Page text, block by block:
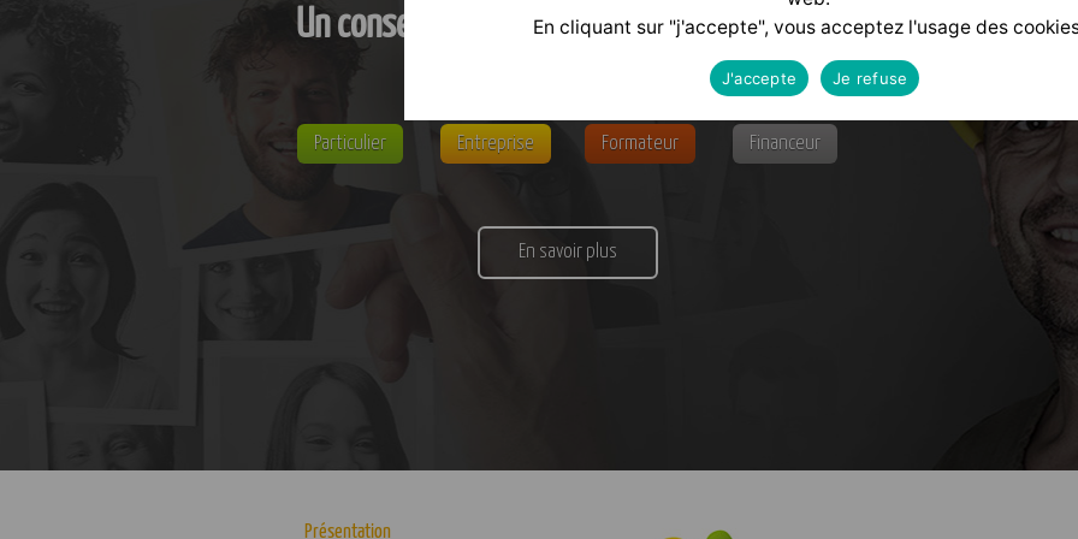
Un conseil personnaliséselon votre profil :
Particulier Entreprise Formateur Financeur
En savoir plus
Présentation
En cliquant sur "j'accepte", vous acceptez l'usage des
J'accepte Je refuse